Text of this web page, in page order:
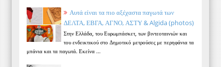
Αυτά είναι τα πιο αξέχαστα παγωτά των
ΔΕΛΤΑ, ΕΒΓΑ, ΑΓΝΟ, ΑΣΤΥ & Algida (photos)
Στην Ελλάδα, του Ευρωμπάσκετ, των βιντεοταινιών και
του ενδεικτικού στο Δημοτικό μετρούσες με περηφάνια τα
μπάνια και τα παγωτά. Εκείνα ...